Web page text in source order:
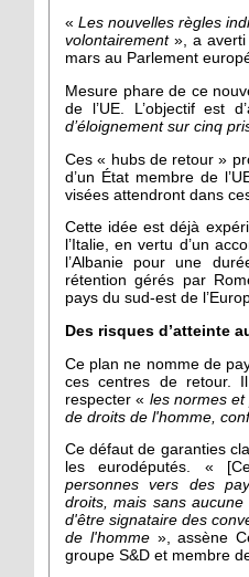
«Les nouvelles règles
volontairement», a averti
mars au Parlement
Mesure phare de ce
de l’UE. L’objectif est
d’éloignement sur cinq
Ces « hubs de retour »
d’un État membre de
visées attendront dans
Cette idée est déjà
l’Italie, en vertu d’un
l’Albanie pour une
rétention gérés par
pays du sud-est de
Des risques d’atteinte
Ce plan ne nomme de
ces centres de retour.
respecter « les normes
de droits de l'homme,
Ce défaut de garanties
les eurodéputés. «
personnes vers des
droits, mais sans
d'être signataire des
de l'homme», assène
groupe S&D et membre